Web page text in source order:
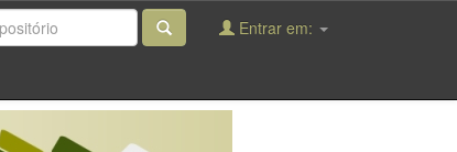
Entrar em: